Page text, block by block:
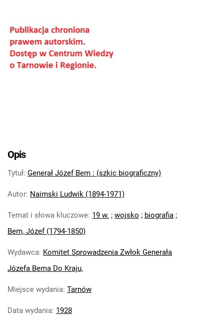
Opis
Tytuł: Generał Józef Bem : (szkic biograficzny)
Autor: Naimski Ludwik (1894-1971)
Temat i słowa kluczowe: 19 w. ; wojsko ; biografia ;
Bem, Józef (1794-1850)
Wydawca: Komitet Sprowadzenia Zwłok Generała
Józefa Bema Do Kraju,
Miejsce wydania: Tarnów
Data wydania: 1928